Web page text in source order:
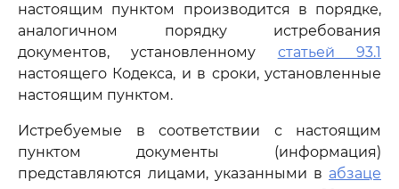
настоящим пунктом производится в порядке,
аналогичном порядку истребования
документов, установленному статьей 93.1
настоящего Кодекса, и в сроки, установленные
настоящим пунктом.
Истребуемые в соответствии с настоящим
пунктом документы (информация)
представляются лицами, указанными в абзаце